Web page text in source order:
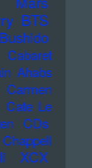
BTS
Bushido
Cabaret
Ahabs
Carmen
Cate Le
CDs
Chappell
XCX